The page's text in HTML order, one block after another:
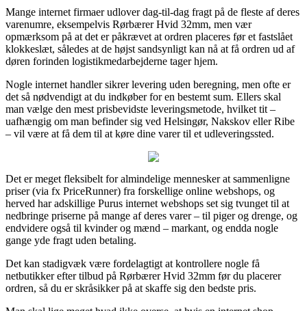
Mange internet firmaer udlover dag-til-dag fragt på de fleste af deres
varenumre, eksempelvis Rørbærer Hvid 32mm, men vær
opmærksom på at det er påkrævet at ordren placeres før et fastslået
klokkeslæt, således at de højst sandsynligt kan nå at få ordren ud af
døren forinden logistikmedarbejderne tager hjem.
Nogle internet handler sikrer levering uden beregning, men ofte er
det så nødvendigt at du indkøber for en bestemt sum. Ellers skal
man vælge den mest prisbevidste leveringsmetode, hvilket tit –
uafhængig om man befinder sig ved Helsingør, Nakskov eller Ribe
– vil være at få dem til at køre dine varer til et udleveringssted.
Det er meget fleksibelt for almindelige mennesker at sammenligne
priser (via fx PriceRunner) fra forskellige online webshops, og
herved har adskillige Purus internet webshops set sig tvunget til at
nedbringe priserne på mange af deres varer – til piger og drenge, og
endvidere også til kvinder og mænd – markant, og endda nogle
gange yde fragt uden betaling.
Det kan stadigvæk være fordelagtigt at kontrollere nogle få
netbutikker efter tilbud på Rørbærer Hvid 32mm før du placerer
ordren, så du er skråsikker på at skaffe sig den bedste pris.